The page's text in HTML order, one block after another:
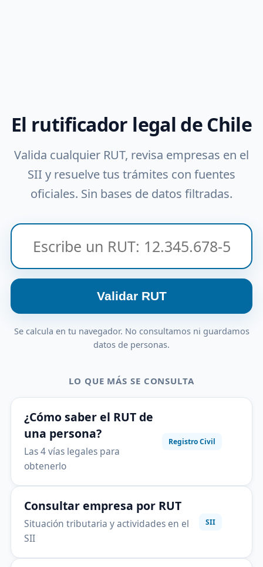
El rutificador legal de Chile
Valida cualquier RUT, revisa empresas en el
SII y resuelve tus trámites con fuentes
oficiales. Sin bases de datos filtradas.
Validar RUT
Se calcula en tu navegador. No consultamos ni guardamos
datos de personas.
LO QUE MÁS SE CONSULTA
¿Cómo saber el RUT de
una persona?
Las 4 vías legales para
obtenerlo
Registro Civil
Consultar empresa por RUT
Situación tributaria y actividades en el
SII
SII